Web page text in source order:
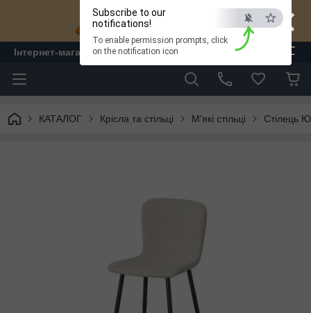
×
ESC
Subscribe to our
notifications!
To enable permission prompts, click
on the notification icon
Інтернет-магазин "ЛАМ" - меблі
КАТАЛОГ Крісла та стільці М'які стільці Стілець